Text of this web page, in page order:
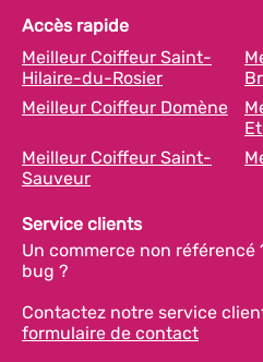
Accès rapide
Meilleur Coiffeur Saint-
Hilaire-du-Rosier
Meilleur Coiffeur Domène
Meilleur Coiffeur Saint-
Sauveur
Service clients
Un commerce non référencé
bug ?
Contactez notre service
formulaire de contact